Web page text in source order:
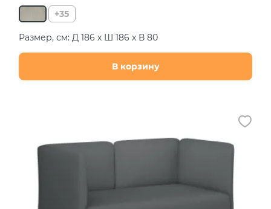
+35
Размер, см: Д 186 х Ш 186 х В 80
В корзину